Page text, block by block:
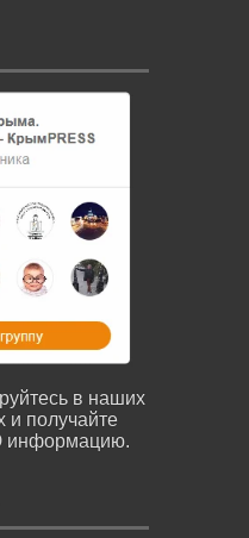
в наших
и получайте